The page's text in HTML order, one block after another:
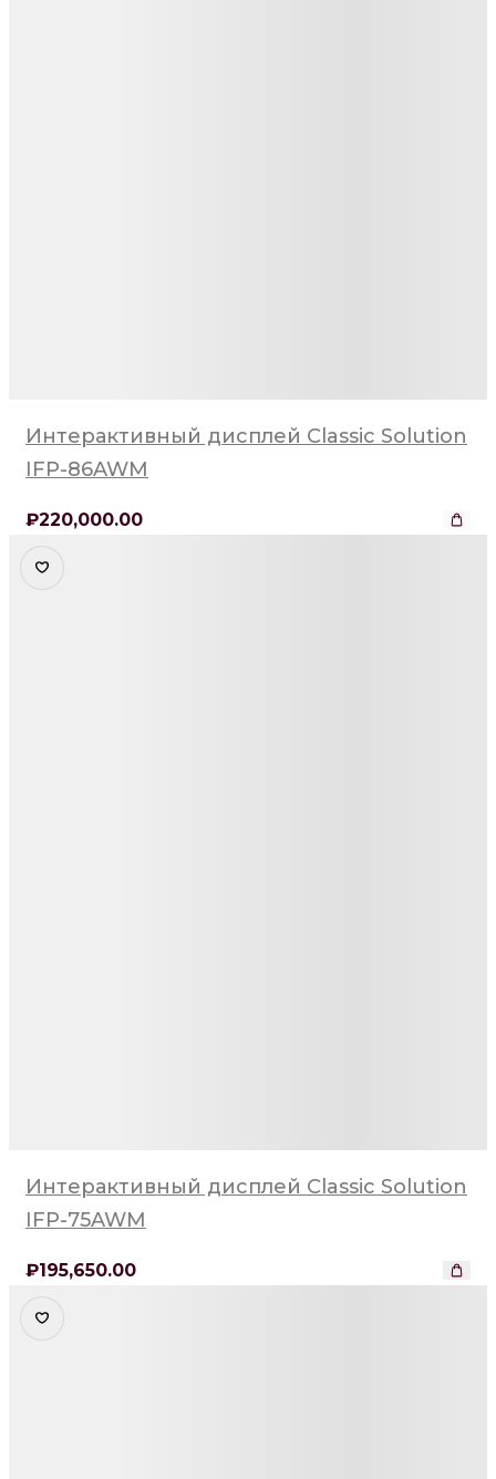
Интерактивный дисплей Classic Solution
IFP-86AWM
₽220,000.00
Интерактивный дисплей Classic Solution
IFP-75AWM
₽195,650.00